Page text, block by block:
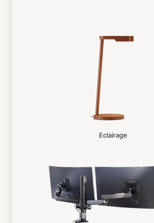
Eclairage